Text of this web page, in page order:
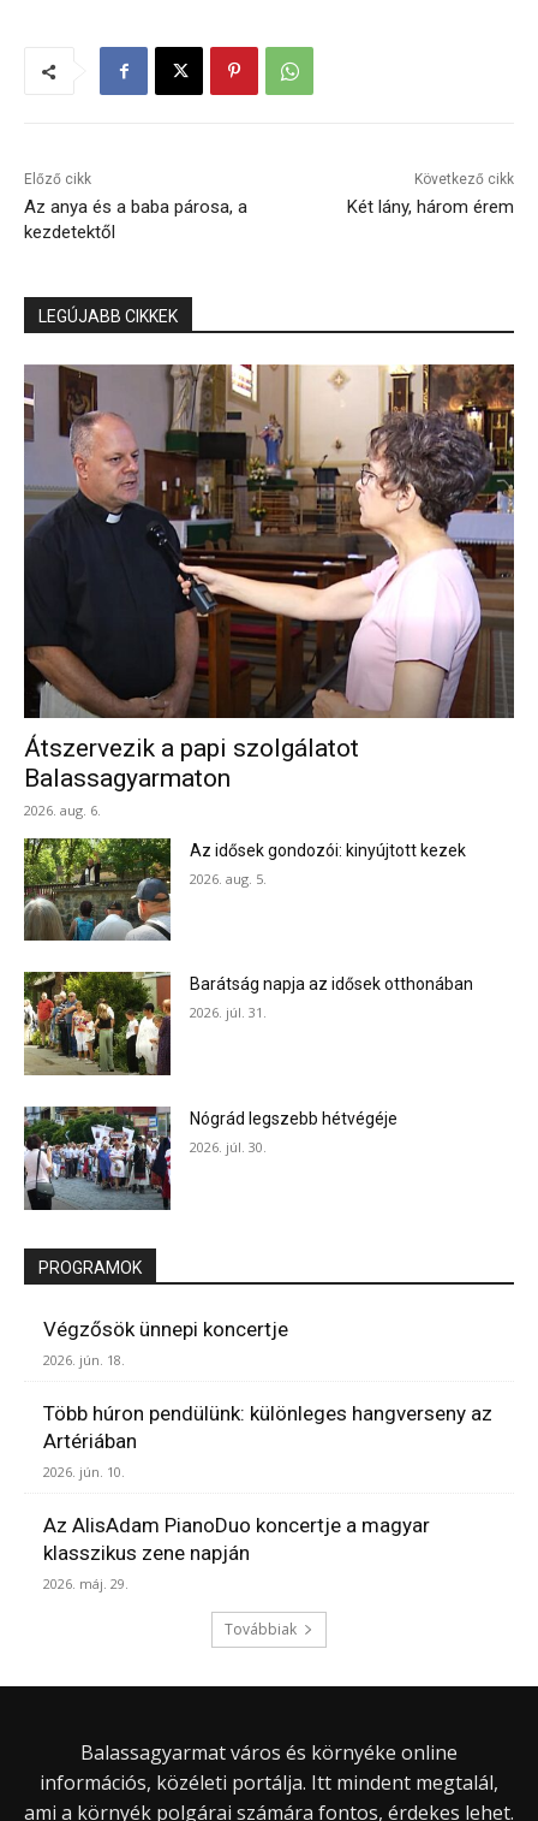
Előző cikk
Az anya és a baba párosa, a
kezdetektől
Következő cikk
Két lány, három érem
LEGÚJABB CIKKEK
Átszervezik a papi szolgálatot
Balassagyarmaton
2026. aug. 6.
Az idősek gondozói: kinyújtott kezek
2026. aug. 5.
Barátság napja az idősek otthonában
2026. júl. 31.
Nógrád legszebb hétvégéje
2026. júl. 30.
PROGRAMOK
Végzősök ünnepi koncertje
2026. jún. 18.
Több húron pendülünk: különleges hangverseny az
Artériában
2026. jún. 10.
Az AlisAdam PianoDuo koncertje a magyar
klasszikus zene napján
2026. máj. 29.
Továbbiak
Balassagyarmat város és környéke online
információs, közéleti portálja. Itt mindent megtalál,
ami a környék polgárai számára fontos, érdekes lehet.